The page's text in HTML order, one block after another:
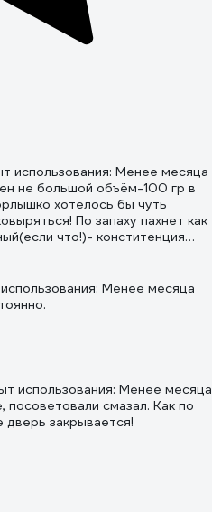
использования: Менее месяца
не большой объём-100 гр в
хотелось бы чуть
По запаху пахнет как
что!)- конститенция
качения а особенно
там мало информации,очень
а куда не стоит
с другими смазками итд. Дата
смазка свежая,за что
в подшипники закладывают
Менее месяца
использования: Менее месяца
смазал. Как по
дверь закрывается!